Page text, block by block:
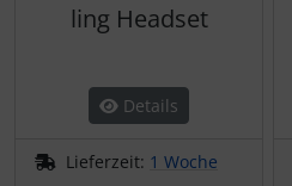
ling Headset
Details
Lieferzeit: 1 Woche